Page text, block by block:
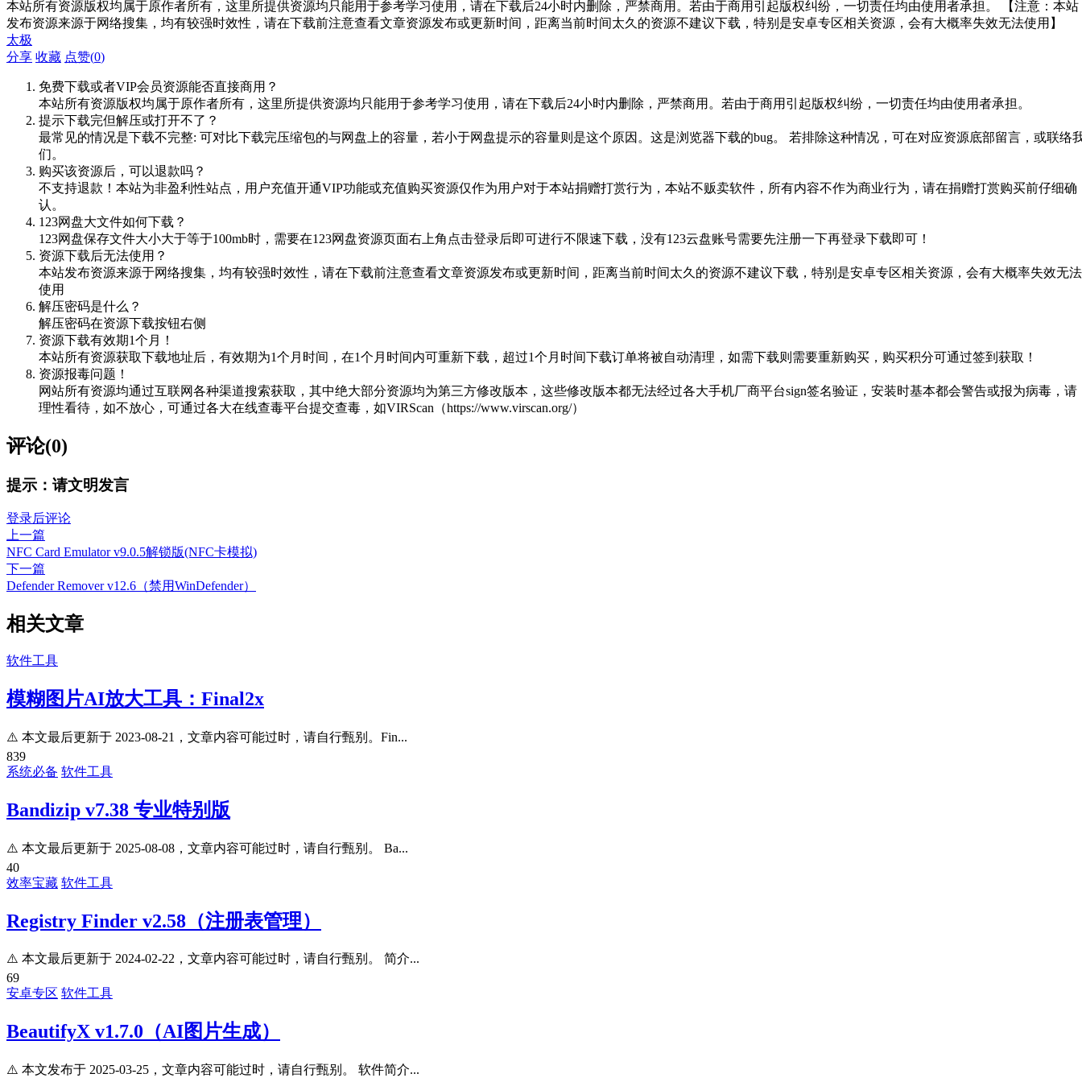
本站所有资源版权均属于原作者所有，这里所提供资源均只能用于参考学习使用，请在下载后24小时内删除，严禁商用。若由于商用引起版权纠纷，一切责任均由使用者承担。 【注意：本站
发布资源来源于网络搜集，均有较强时效性，请在下载前注意查看文章资源发布或更新时间，距离当前时间太久的资源不建议下载，特别是安卓专区相关资源，会有大概率失效无法使用】
太极
分享 收藏 点赞(0)
免费下载或者VIP会员资源能否直接商用？
本站所有资源版权均属于原作者所有，这里所提供资源均只能用于参考学习使用，请在下载后24小时内删除，严禁商用。若由于商用引起版权纠纷，一切责任均由使用者承担。
提示下载完但解压或打开不了？
最常见的情况是下载不完整: 可对比下载完压缩包的与网盘上的容量，若小于网盘提示的容量则是这个原因。这是浏览器下载的bug。 若排除这种情况，可在对应资源底部留言，或联络
们。
购买该资源后，可以退款吗？
不支持退款！本站为非盈利性站点，用户充值开通VIP功能或充值购买资源仅作为用户对于本站捐赠打赏行为，本站不贩卖软件，所有内容不作为商业行为，请在捐赠打赏购买前仔细确
认。
123网盘大文件如何下载？
123网盘保存文件大小大于等于100mb时，需要在123网盘资源页面右上角点击登录后即可进行不限速下载，没有123云盘账号需要先注册一下再登录下载即可！
资源下载后无法使用？
本站发布资源来源于网络搜集，均有较强时效性，请在下载前注意查看文章资源发布或更新时间，距离当前时间太久的资源不建议下载，特别是安卓专区相关资源，会有大概率失效无法
使用
解压密码是什么？
解压密码在资源下载按钮右侧
资源下载有效期1个月！
本站所有资源获取下载地址后，有效期为1个月时间，在1个月时间内可重新下载，超过1个月时间下载订单将被自动清理，如需下载则需要重新购买，购买积分可通过签到获取！
资源报毒问题！
网站所有资源均通过互联网各种渠道搜索获取，其中绝大部分资源均为第三方修改版本，这些修改版本都无法经过各大手机厂商平台sign签名验证，安装时基本都会警告或报为病毒，请
理性看待，如不放心，可通过各大在线查毒平台提交查毒，如VIRScan（https://www.virscan.org/）
评论(0)
提示：请文明发言
登录后评论
上一篇
NFC Card Emulator v9.0.5解锁版(NFC卡模拟)
下一篇
Defender Remover v12.6（禁用WinDefender）
相关文章
软件工具
模糊图片AI放大工具：Final2x
⚠️ 本文最后更新于 2023-08-21，文章内容可能过时，请自行甄别。Fin...
839
系统必备 软件工具
Bandizip v7.38 专业特别版
⚠️ 本文最后更新于 2025-08-08，文章内容可能过时，请自行甄别。 Ba...
40
效率宝藏 软件工具
Registry Finder v2.58（注册表管理）
⚠️ 本文最后更新于 2024-02-22，文章内容可能过时，请自行甄别。 简介...
69
安卓专区 软件工具
BeautifyX v1.7.0（AI图片生成）
⚠️ 本文发布于 2025-03-25，文章内容可能过时，请自行甄别。 软件简介...